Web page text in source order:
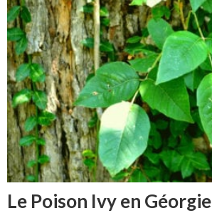
Le Poison Ivy en Géorgie